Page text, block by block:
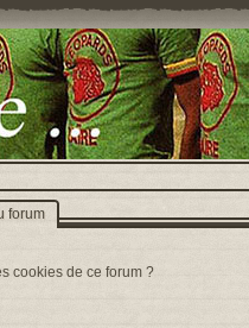
forum
cookies de ce forum ?